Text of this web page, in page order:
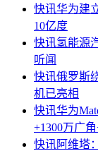
快讯华为建
10亿度
快讯氢能源
听闻
快讯俄罗斯
机已亮相
快讯华为
+1300万广
快讯阿维塔